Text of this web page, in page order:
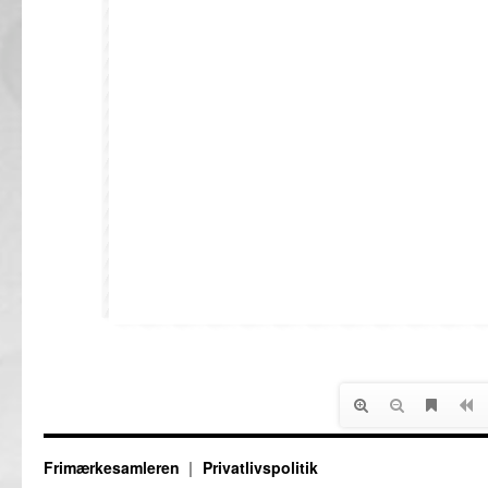
Frimærkesamleren Privatlivspolitik